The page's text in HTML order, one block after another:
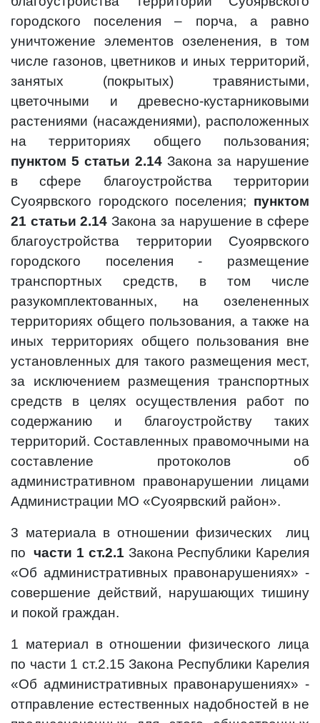
городского поселения – порча, а равно
уничтожение элементов озеленения, в том
числе газонов, цветников и иных территорий,
занятых (покрытых) травянистыми,
цветочными и древесно-кустарниковыми
растениями (насаждениями), расположенных
на территориях общего пользования;
пунктом 5 статьи 2.14 Закона за нарушение
в сфере благоустройства территории
Суоярвского городского поселения; пунктом
21 статьи 2.14 Закона за нарушение в сфере
благоустройства территории Суоярвского
городского поселения - размещение
транспортных средств, в том числе
разукомплектованных, на озелененных
территориях общего пользования, а также на
иных территориях общего пользования вне
установленных для такого размещения мест,
за исключением размещения транспортных
средств в целях осуществления работ по
содержанию и благоустройству таких
территорий. Составленных правомочными на
составление протоколов об
административном правонарушении лицами
Администрации МО «Суоярвский район».
3 материала в отношении физических лиц
почасти 1 ст.2.1 Закона Республики Карелия
«Об административных правонарушениях» -
совершение действий, нарушающих тишину
и покой граждан.
1 материал в отношении физического лица
по части 1 ст.2.15 Закона Республики Карелия
«Об административных правонарушениях» -
отправление естественных надобностей в не